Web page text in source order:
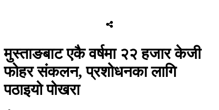
मुस्ताङबाट एकै वर्षमा २२ हजार केजी
फोहर संकलन, प्रशोधनका लागि
पठाइयो पोखरा